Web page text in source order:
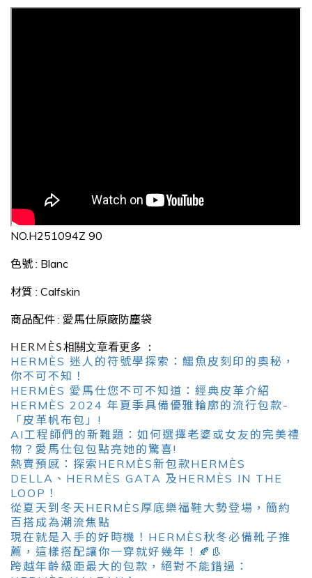
NO.H251094Z 90
色號 : Blanc
材質 : Calfskin
商品配件 : 愛馬仕原廠防塵袋
HERMÈS相關文章看更多 ：
HERMÈS 迷人的符號學探索：鱷魚皮刻印的奧秘，
你不可不知！
HERMÈS 愛馬仕您不可不知道：經典皮革介紹
HERMÈS 2024 年夏季具備優雅輪廓的流行包款-
「皮革帆布包」!
AI工程師們的新難題：如何選擇老婆或女友的完美禮
物？愛馬仕包包點亮她的驚喜!
熱賣預感：探索HERMÈS新包款HERMÈS
DELLA、HERMÈS GATA 及HERMÈS IN THE
LOOP！
從夏天到冬天HERMÈS厚底樂福鞋大勢登場，簡約
百搭成為潮流焦點
現在就是入手的好時機！HERMÈS秋冬必備靴子推
薦，這樣搭配讓你一穿就好幾年！🍂👢
跨越年齡級距最大的包款，絕對不能錯過：